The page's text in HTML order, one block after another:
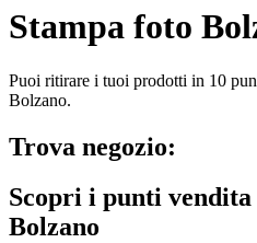
Stampa foto
Puoi ritirare i tuoi prodotti in 10
Bolzano.
Trova negozio:
Scopri i punti
Bolzano